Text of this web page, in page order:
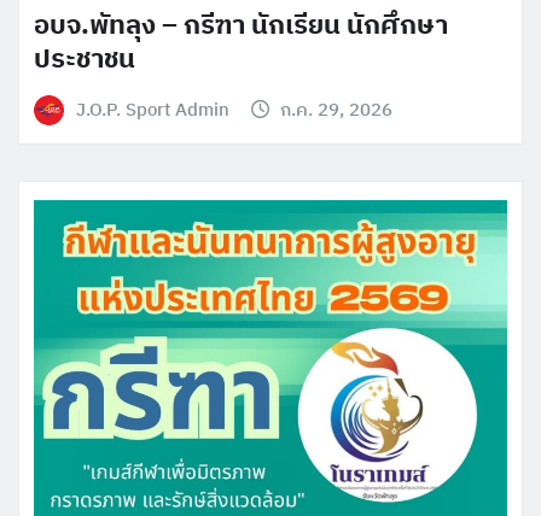
อบจ.พัทลุง – กรีฑา นักเรียน นักศึกษา
ประชาชน
J.O.P. Sport Admin ก.ค. 29, 2026